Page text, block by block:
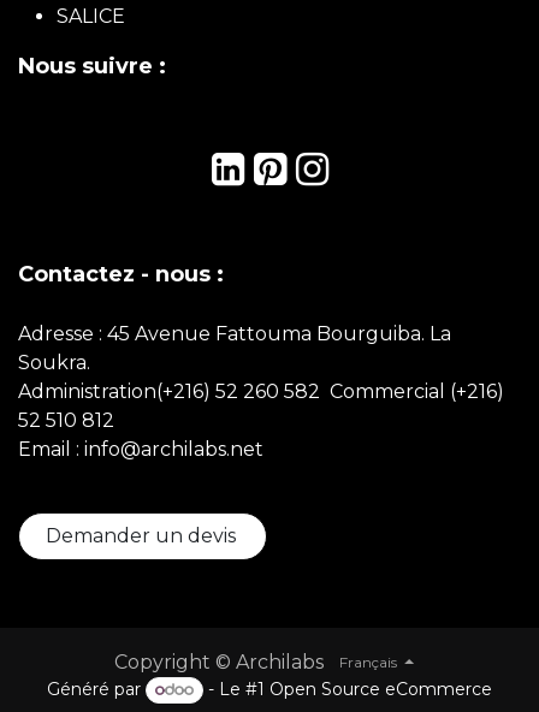
SALICE
Nous suivre :
Contactez - nous :
Adresse : 45 Avenue Fattouma Bourguiba. La
Soukra.
Administration(+216) 52 260 582 Commercial (+216)
52 510 812
Email : info@archilabs.net
Demander un devis
Copyright © Archilabs Français
Généré par - Le #1 Open Source eCommerce